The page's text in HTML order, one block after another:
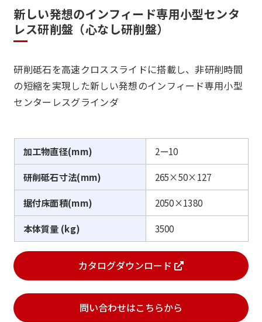
新しい発想のインフィード専用小型センタ
レス研削盤（心なし研削盤）
研削砥石を高速クロススライドに搭載し、非研削時間
の短縮を実現した新しい発想のインフィード専用小型
センターレスグラインダ
加工物直径(mm)
2ー10
研削砥石寸法(mm)
265×50×127
据付床面積(mm)
2050×1380
本体質量 (kg)
3500
カタログダウンロード
問い合わせはこちらから